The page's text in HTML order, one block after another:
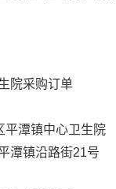
院采购订单
平潭镇中心卫生院
潭镇沿路街21号